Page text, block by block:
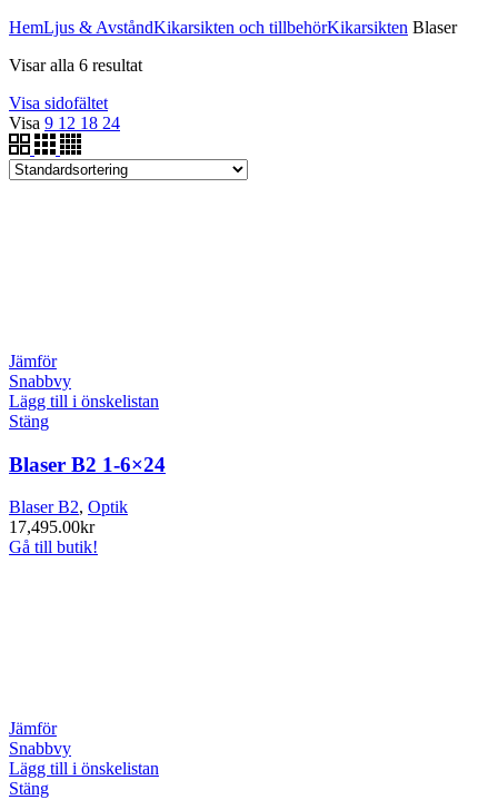
HemLjus & AvståndKikarsikten och tillbehörKikarsikten Blaser
Visar alla 6 resultat
Visa sidofältet
Visa 9 12 18 24
Jämför
Snabbvy
Lägg till i önskelistan
Stäng
Blaser B2 1-6×24
Blaser B2, Optik
17,495.00kr
Gå till butik!
Jämför
Snabbvy
Lägg till i önskelistan
Stäng